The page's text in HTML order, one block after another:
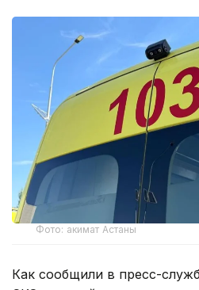
Фото: акимат Астаны
Как сообщили в пресс-